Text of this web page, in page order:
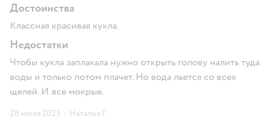
Достоинства
Классная красивая кукла.
Недостатки
Чтобы кукла заплакала нужно открыть голову налить туда
воды и только потом плачет. Но вода льется со всех
щелей. И все мокрые.
28 июля 2023 · Наталия Г.